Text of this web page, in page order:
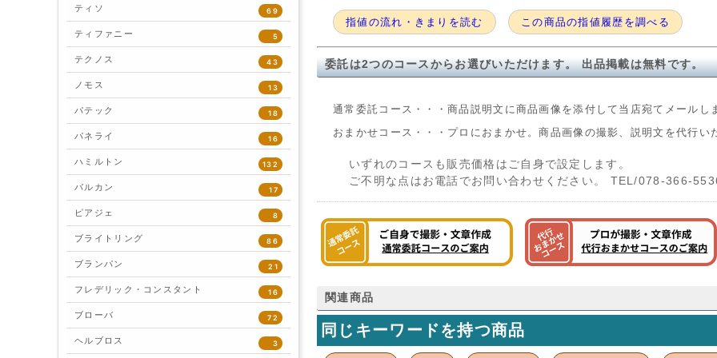
指値の流れ・きまりを読む この商品の指値履歴を調べる
委託は2つのコースからお選びいただけます。 出品掲載は無料です。
通常委託コース・・・商品説明文に商品画像を添付して当店宛てメールし
おまかせコース・・・プロにおまかせ。商品画像の撮影、説明文を代行い
いずれのコースも販売価格はご自身で設定します。
ご不明な点はお電話でお問い合わせください。 TEL/078-366-
関連商品
同じキーワードを持つ商品
ティソ 69
ティファニー 5
テクノス 43
ノモス 13
パテック 18
パネライ 16
ハミルトン 132
バルカン 17
ピアジェ 8
ブライトリング 86
ブランパン 21
フレデリック・コンスタント 16
ブローバ 72
ヘルブロス 3